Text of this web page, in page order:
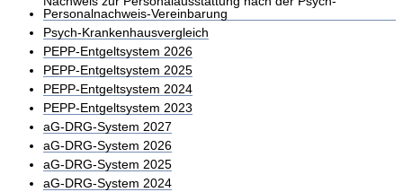
Personalnachweis-Vereinbarung
Psych-Krankenhausvergleich
PEPP-Entgeltsystem 2026
PEPP-Entgeltsystem 2025
PEPP-Entgeltsystem 2024
PEPP-Entgeltsystem 2023
aG-DRG-System 2027
aG-DRG-System 2026
aG-DRG-System 2025
aG-DRG-System 2024